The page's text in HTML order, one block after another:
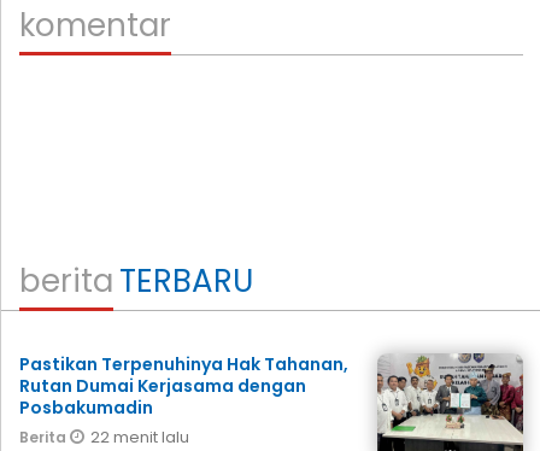
komentar
beritaTERBARU
Pastikan Terpenuhinya Hak Tahanan,
Rutan Dumai Kerjasama dengan
Posbakumadin
Berita 22 menit lalu